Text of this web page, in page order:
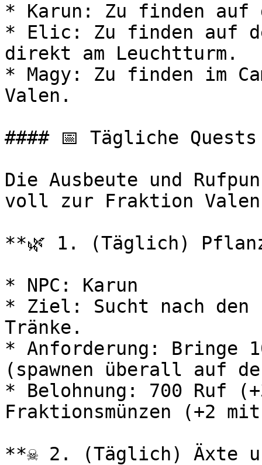
* Karun: Zu finden auf
* Elic: Zu finden auf
direkt am Leuchtturm.
* Magy: Zu finden im
Valen.
#### 📅 Tägliche
Die Ausbeute und
voll zur Fraktion
**🌿 1. (Täglich)
* NPC: Karun
* Ziel: Sucht nach den
Tränke.
* Anforderung: Bringe
(spawnen überall auf
* Belohnung: 700 Ruf
Fraktionsmünzen (+2
**☠️ 2. (Täglich) Äxte